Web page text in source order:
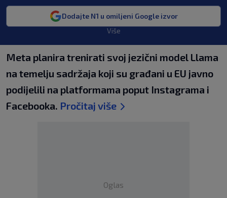
Dodajte N1 u omiljeni Google izvor
Više
Meta planira trenirati svoj jezični model Llama
na temelju sadržaja koji su građani u EU javno
podijelili na platformama poput Instagrama i
Facebooka. Pročitaj više
Oglas